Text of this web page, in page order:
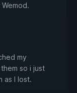
my
so i just
as I lost.